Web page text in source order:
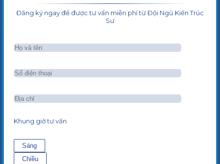
Đăng ký ngay để được tư vấn miễn phí từ Đội Ngũ Kiến Trúc
Sư
Khung giờ tư vấn
Sáng
Chiều